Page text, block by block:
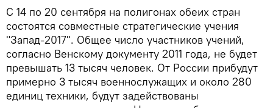
С 14 по 20 сентября на полигонах обеих стран
состоятся совместные стратегические учения
"Запад-2017". Общее число участников учений,
согласно Венскому документу 2011 года, не будет
превышать 13 тысяч человек. От России прибудут
примерно 3 тысяч военнослужащих и около 280
единиц техники, будут задействованы